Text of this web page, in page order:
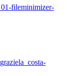
fileminimizer-